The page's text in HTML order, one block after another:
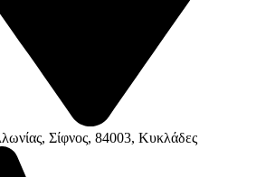
Σίφνος, 84003, Κυκλάδες